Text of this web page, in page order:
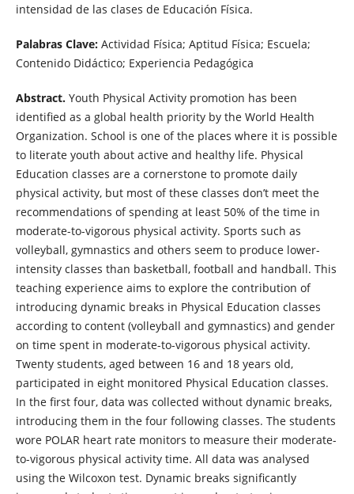
intensidad de las clases de Educación Física.
Palabras Clave:Actividad Física; Aptitud Física; Escuela;
Contenido Didáctico; Experiencia Pedagógica
Abstract. Youth Physical Activity promotion has been
identified as a global health priority by the World Health
Organization. School is one of the places where it is possible
to literate youth about active and healthy life. Physical
Education classes are a cornerstone to promote daily
physical activity, but most of these classes don’t meet the
recommendations of spending at least 50% of the time in
moderate-to-vigorous physical activity. Sports such as
volleyball, gymnastics and others seem to produce lower-
intensity classes than basketball, football and handball. This
teaching experience aims to explore the contribution of
introducing dynamic breaks in Physical Education classes
according to content (volleyball and gymnastics) and gender
on time spent in moderate-to-vigorous physical activity.
Twenty students, aged between 16 and 18 years old,
participated in eight monitored Physical Education classes.
In the first four, data was collected without dynamic breaks,
introducing them in the four following classes. The students
wore POLAR heart rate monitors to measure their moderate-
to-vigorous physical activity time. All data was analysed
using the Wilcoxon test. Dynamic breaks significantly